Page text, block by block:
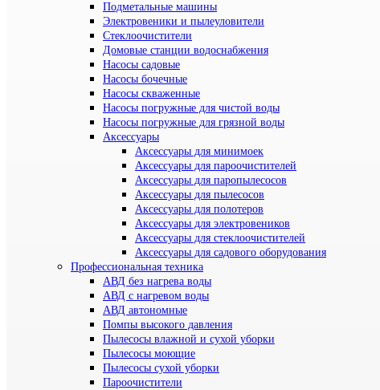
Подметальные машины
Электровеники и пылеуловители
Стеклоочистители
Домовые станции водоснабжения
Насосы садовые
Насосы бочечные
Насосы скваженные
Насосы погружные для чистой воды
Насосы погружные для грязной воды
Аксессуары
Аксессуары для минимоек
Аксессуары для пароочистителей
Аксессуары для паропылесосов
Аксессуары для пылесосов
Аксессуары для полотеров
Аксессуары для электровеников
Аксессуары для стеклоочистителей
Аксессуары для садового оборудования
Профессиональная техника
АВД без нагрева воды
АВД с нагревом воды
АВД автономные
Помпы высокого давления
Пылесосы влажной и сухой уборки
Пылесосы моющие
Пылесосы сухой уборки
Пароочистители